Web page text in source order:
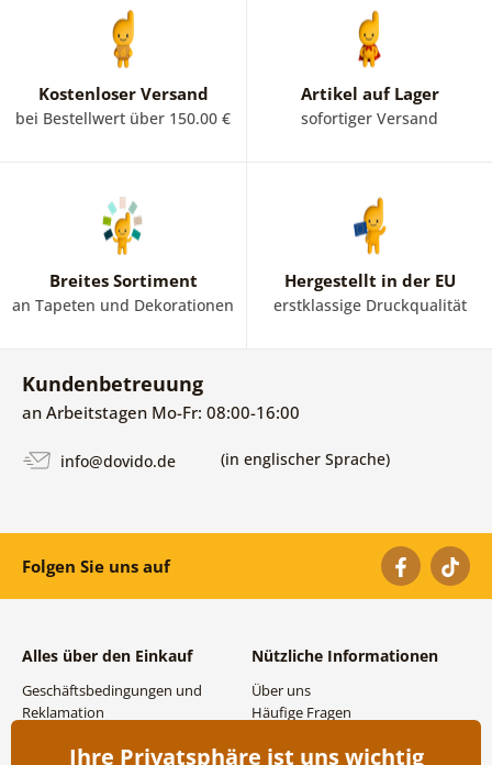
Kostenloser Versand
bei Bestellwert über 150.00 €
Artikel auf Lager
sofortiger Versand
Breites Sortiment
an Tapeten und Dekorationen
Hergestellt in der EU
erstklassige Druckqualität
Kundenbetreuung
an Arbeitstagen Mo-Fr: 08:00-16:00
info@dovido.de (in englischer Sprache)
Folgen Sie uns auf
Alles über den Einkauf
Geschäftsbedingungen und
Reklamation
Versand- und
Nützliche Informationen
Über uns
Häufige Fragen
Großhandel und
Ihre Privatsphäre ist uns wichtig